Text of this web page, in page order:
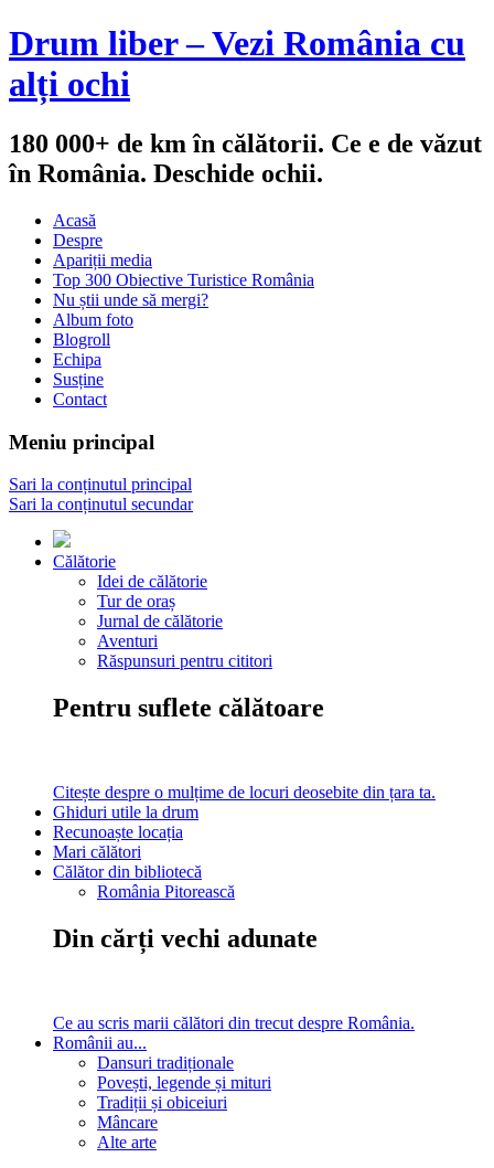
Drum liber – Vezi România cu
alți ochi
180 000+ de km în călătorii. Ce e de văzut
în România. Deschide ochii.
Acasă
Despre
Apariții media
Top 300 Obiective Turistice România
Nu știi unde să mergi?
Album foto
Blogroll
Echipa
Susține
Contact
Meniu principal
Sari la conținutul principal
Sari la conținutul secundar
Călătorie
Idei de călătorie
Tur de oraș
Jurnal de călătorie
Aventuri
Răspunsuri pentru cititori
Pentru suflete călătoare
Citește despre o mulțime de locuri deosebite din țara ta.
Ghiduri utile la drum
Recunoaște locația
Mari călători
Călător din bibliotecă
România Pitorească
Din cărți vechi adunate
Ce au scris marii călători din trecut despre România.
Românii au...
Dansuri tradiționale
Povești, legende și mituri
Tradiții și obiceiuri
Mâncare
Alte arte